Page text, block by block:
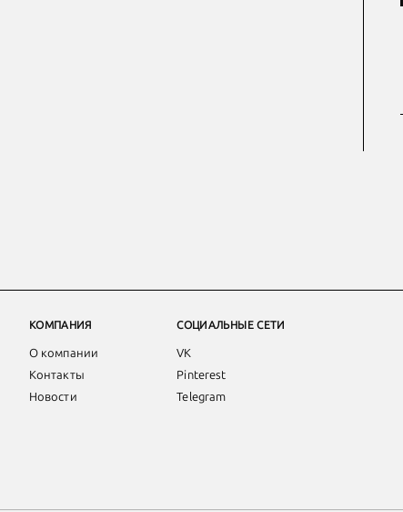
КОМПАНИЯ
О компании
Контакты
Новости
СОЦИАЛЬНЫЕ СЕТИ
VK
Pinterest
Telegram